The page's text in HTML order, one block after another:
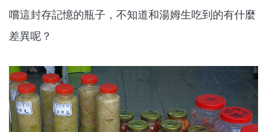
嚐這封存記憶的瓶子，不知道和湯姆生吃到的有什麼
差異呢？